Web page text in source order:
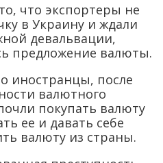
что экспортеры не
в Украину и ждали
девальвации,
предложение валюты.
иностранцы, после
валютного
покупать валюту
ее и давать себе
валюту из страны.